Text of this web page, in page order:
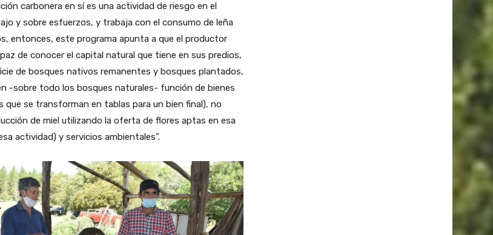
carbonera en sí es una actividad de riesgo en el
y sobre esfuerzos, y trabaja con el consumo de leña
entonces, este programa apunta a que el productor
de conocer el capital natural que tiene en sus predios,
de bosques nativos remanentes y bosques plantados,
-sobre todo los bosques naturales- función de bienes
que se transforman en tablas para un bien final), no
de miel utilizando la oferta de flores aptas en esa
actividad) y servicios ambientales”.